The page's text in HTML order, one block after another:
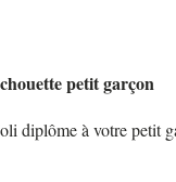
petit garçon
diplôme à votre petit